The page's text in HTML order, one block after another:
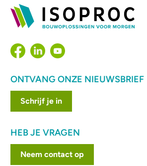
ONTVANG ONZE NIEUWSBRIEF
Schrijf je in
HEB JE VRAGEN
Neem contact op